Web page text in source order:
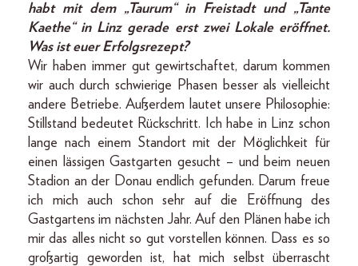
habt mit dem „Taurum“ in Freistadt und „Tante
Kaethe“ in Linz gerade erst zwei Lokale eröffnet.
Was ist euer Erfolgsrezept?
Wir haben immer gut gewirtschaftet, darum kommen
wir auch durch schwierige Phasen besser als vielleicht
andere Betriebe. Außerdem lautet unsere Philosophie:
Stillstand bedeutet Rückschritt. Ich habe in Linz schon
lange nach einem Standort mit der Möglichkeit für
einen lässigen Gastgarten gesucht – und beim neuen
Stadion an der Donau endlich gefunden. Darum freue
ich mich auch schon sehr auf die Eröffnung des
Gastgartens im nächsten Jahr. Auf den Plänen habe ich
mir das alles nicht so gut vorstellen können. Dass es so
großartig geworden ist, hat mich selbst überrascht